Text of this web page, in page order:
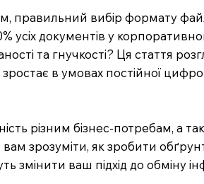
правильний вибір формату
документів у
та гнучкості? Ця стаття
в умовах постійної
різним бізнес-потребам, а
зрозуміти, як зробити
змінити ваш підхід до обміну